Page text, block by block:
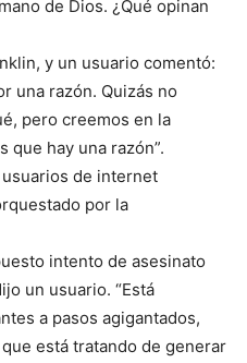
de Dios. ¿Qué opinan
y un usuario comentó:
una razón. Quizás no
pero creemos en la
que hay una razón”.
de internet
por la
intento de asesinato
un usuario. “Está
a pasos agigantados,
está tratando de generar